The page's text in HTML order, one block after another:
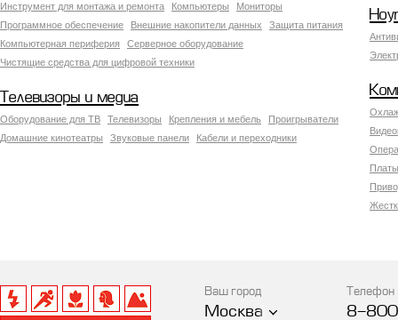
Инструмент для монтажа и ремонта Компьютеры
Мониторы
Программное обеспечение
Внешние накопители данных
Защита питания
Компьютерная периферия
Серверное оборудование
Чистящие средства для цифровой техники
Телевизоры и медиа
Оборудование для ТВ Телевизоры Крепления и мебель
Проигрыватели
Домашние кинотеатры
Звуковые панели Кабели и переходники
Ваш город
Москва
Телефон
8-